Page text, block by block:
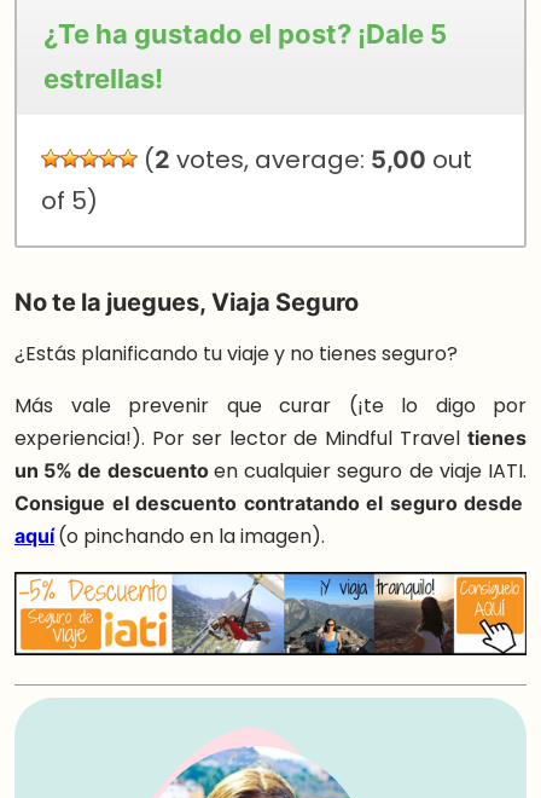
¿Te ha gustado el post? ¡Dale 5
estrellas!
(2 votes, average: 5,00 out
of 5)
No te la juegues, Viaja Seguro
¿Estás planificando tu viaje y no tienes seguro?
Más vale prevenir que curar (¡te lo digo por
experiencia!). Por ser lector de Mindful Travel tienes
un 5% de descuentoen cualquier seguro de viaje IATI.
Consigue el descuento contratando el seguro desde
aquí(o pinchando en la imagen).